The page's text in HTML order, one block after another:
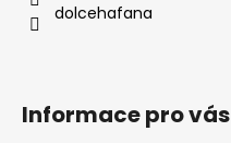
dolcehafana
Informace pro vás